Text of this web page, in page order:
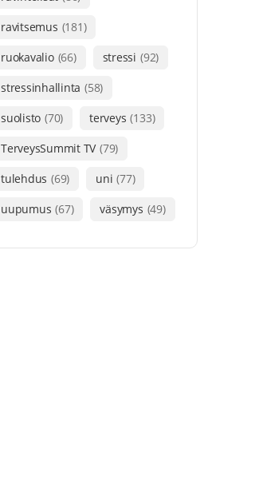
ravitsemus (181)
ruokavalio (66) stressi (92)
stressinhallinta (58)
suolisto (70) terveys (133)
TerveysSummit TV (79)
tulehdus (69) uni (77)
uupumus (67) väsymys (49)